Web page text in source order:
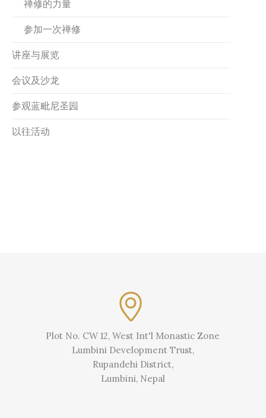
禅修的力量
参加一次禅修
讲座与展览
会议及沙龙
参观蓝毗尼圣园
以往活动
Plot No. CW 12, West Int'l Monastic Zone
Lumbini Development Trust,
Rupandehi District,
Lumbini, Nepal